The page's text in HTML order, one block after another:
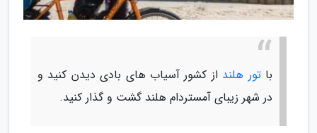
باتور هلند از کشور آسیاب های بادی دیدن کنید و
در شهر زیبای آمستردام هلند گشت و گذار کنید.